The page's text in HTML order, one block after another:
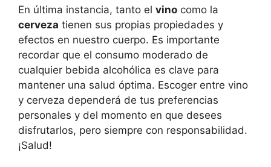
En última instancia, tanto el vino como la
cerveza tienen sus propias propiedades y
efectos en nuestro cuerpo. Es importante
recordar que el consumo moderado de
cualquier bebida alcohólica es clave para
mantener una salud óptima. Escoger entre vino
y cerveza dependerá de tus preferencias
personales y del momento en que desees
disfrutarlos, pero siempre con responsabilidad.
¡Salud!